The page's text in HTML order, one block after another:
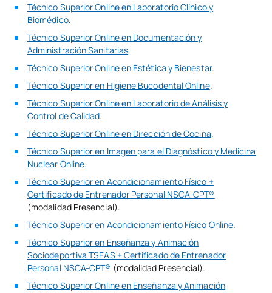
Técnico Superior Online en Laboratorio Clínico y
Biomédico.
Técnico Superior Online en Documentación y
Administración Sanitarias.
Técnico Superior Online en Estética y Bienestar.
Técnico Superior en Higiene Bucodental Online.
Técnico Superior Online en Laboratorio de Análisis y
Control de Calidad.
Técnico Superior Online en Dirección de Cocina.
Técnico Superior en Imagen para el Diagnóstico y Medicina
Nuclear Online.
Técnico Superior en Acondicionamiento Físico +
Certificado de Entrenador Personal NSCA-CPT®
(modalidad Presencial).
Técnico Superior en Acondicionamiento Físico Online.
Técnico Superior en Enseñanza y Animación
Sociodeportiva TSEAS + Certificado de Entrenador
Personal NSCA-CPT® (modalidad Presencial).
Técnico Superior Online en Enseñanza y Animación